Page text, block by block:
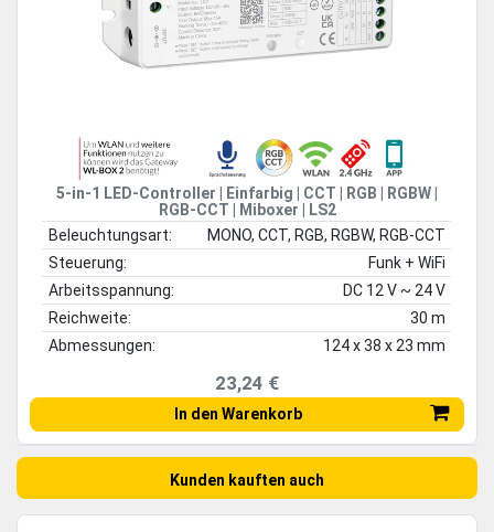
5-in-1 LED-Controller | Einfarbig | CCT | RGB | RGBW |
RGB-CCT | Miboxer | LS2
Beleuchtungsart:
MONO, CCT, RGB, RGBW, RGB-CCT
Steuerung:
Funk + WiFi
Arbeitsspannung:
DC 12 V ~ 24 V
Reichweite:
30 m
Abmessungen:
124 x 38 x 23 mm
23,24 €
In den Warenkorb
Kunden kauften auch